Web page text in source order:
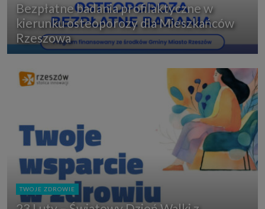
Bezpłatne badania profilaktyczne w
kierunku osteoporozy dla Mieszkańców
Rzeszowa
TWOJE ZDROWIE